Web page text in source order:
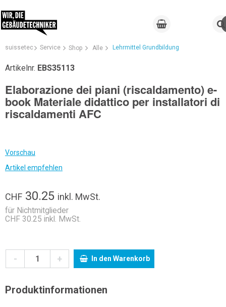
suissetec Service Shop Alle Lehrmittel Grundbildung
Artikelnr. EBS35113
Elaborazione dei piani (riscaldamento) e-
book Materiale didattico per installatori di
riscaldamenti AFC
Vorschau
Artikel empfehlen
CHF 30.25 inkl. MwSt.
für Nichtmitglieder
CHF 30.25 inkl. MwSt.
- + In den Warenkorb
Produktinformationen